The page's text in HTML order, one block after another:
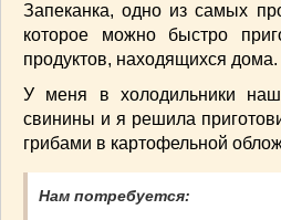
Швейцарская(6)
ПЕРВЫЕ БЛЮДА(56)
САЛАТИКИ(132)
Мясные(33)
Овощные(52)
Рыбные(18)
Запеканка, одно из самых
которое можно быстро
продуктов, находящихся дома.
У меня в холодильники
свинины и я решила
грибами в картофельной
Нам потребуется: